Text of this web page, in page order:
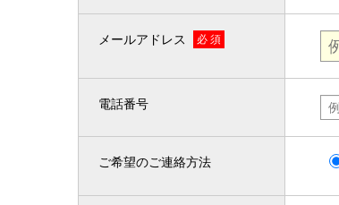
メールアドレス 必 須
電話番号
ご希望のご連絡方法